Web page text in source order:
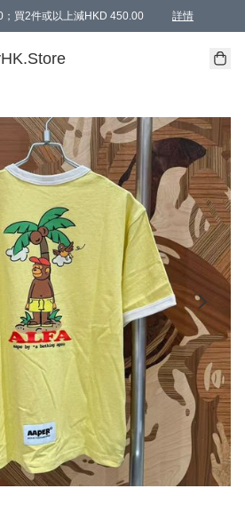
買2件或以上減HKD 450.00 詳情
按會員等級）AAPE products, members can
100.00
惠！（適用於 特定的送貨方式 )